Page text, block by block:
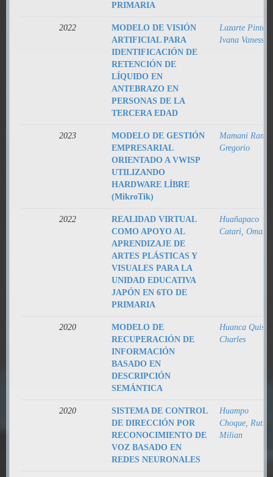
PRIMARIA
2022
MODELO DE VISIÓN
ARTIFICIAL PARA
IDENTIFICACIÓN DE
RETENCIÓN DE
LÍQUIDO EN
ANTEBRAZO EN
PERSONAS DE LA
TERCERA EDAD
Lazarte Pinto,
Ivana Vanessa
2023
MODELO DE GESTIÓN
EMPRESARIAL
ORIENTADO A VWISP
UTILIZANDO
HARDWARE LİBRE
(MikroTik)
Mamani
Gregorio
2022
REALIDAD VIRTUAL
COMO APOYO AL
APRENDIZAJE DE
ARTES PLÁSTICAS Y
VISUALES PARA LA
UNIDAD EDUCATIVA
JAPÓN EN 6TO DE
PRIMARIA
Huañapaco
Catari, Omar
2020
MODELO DE
RECUPERACIÓN DE
INFORMACIÓN
BASADO EN
DESCRIPCIÓN
SEMÁNTICA
Huanca
Charles
2020
SISTEMA DE CONTROL
DE DIRECCIÓN POR
RECONOCIMIENTO DE
VOZ BASADO EN
REDES NEURONALES
Huampo
Choque, Ruth
Milian